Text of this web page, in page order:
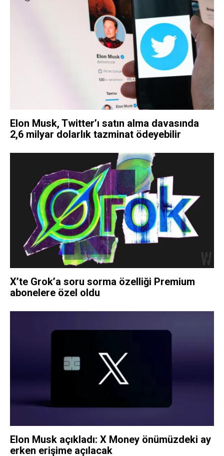
Elon Musk, Twitter’ı satın alma davasında
2,6 milyar dolarlık tazminat ödeyebilir
X’te Grok’a soru sorma özelliği Premium
abonelere özel oldu
Elon Musk açıkladı: X Money önümüzdeki ay
erken erişime açılacak